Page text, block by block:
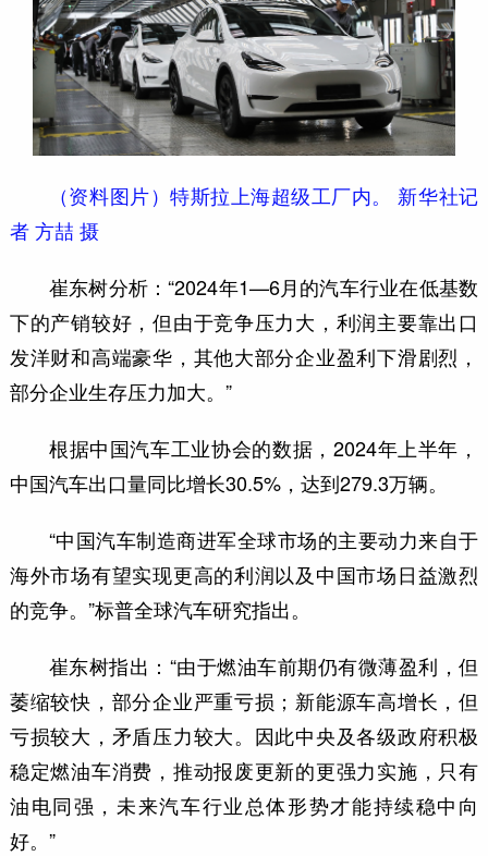
（资料图片）特斯拉上海超级工厂内。 新华社记
者 方喆 摄
崔东树分析：“2024年1—6月的汽车行业在低基数
下的产销较好，但由于竞争压力大，利润主要靠出口
发洋财和高端豪华，其他大部分企业盈利下滑剧烈，
部分企业生存压力加大。”
根据中国汽车工业协会的数据，2024年上半年，
中国汽车出口量同比增长30.5%，达到279.3万辆。
“中国汽车制造商进军全球市场的主要动力来自于
海外市场有望实现更高的利润以及中国市场日益激烈
的竞争。”标普全球汽车研究指出。
崔东树指出：“由于燃油车前期仍有微薄盈利，但
萎缩较快，部分企业严重亏损；新能源车高增长，但
亏损较大，矛盾压力较大。因此中央及各级政府积极
稳定燃油车消费，推动报废更新的更强力实施，只有
油电同强，未来汽车行业总体形势才能持续稳中向
好。”